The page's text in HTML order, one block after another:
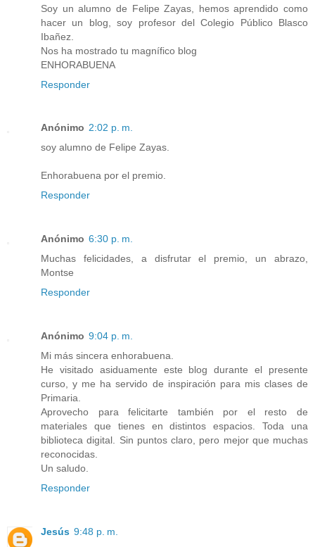
Soy un alumno de Felipe Zayas, hemos aprendido como
hacer un blog, soy profesor del Colegio Público Blasco
Ibañez.
Nos ha mostrado tu magnífico blog
ENHORABUENA
Responder
Anónimo 2:02 p. m.
soy alumno de Felipe Zayas.
Enhorabuena por el premio.
Responder
Anónimo 6:30 p. m.
Muchas felicidades, a disfrutar el premio, un abrazo,
Montse
Responder
Anónimo 9:04 p. m.
Mi más sincera enhorabuena.
He visitado asiduamente este blog durante el presente
curso, y me ha servido de inspiración para mis clases de
Primaria.
Aprovecho para felicitarte también por el resto de
materiales que tienes en distintos espacios. Toda una
biblioteca digital. Sin puntos claro, pero mejor que muchas
reconocidas.
Un saludo.
Responder
Jesús 9:48 p. m.